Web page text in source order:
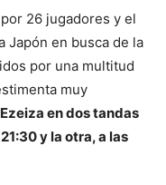
26 jugadores y el
Japón en busca de la
por una multitud
muy
en dos tandas
y la otra, a las